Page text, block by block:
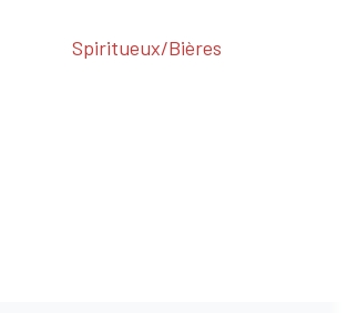
Spiritueux/Bières